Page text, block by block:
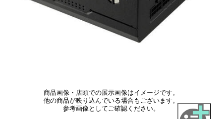
商品画像・店頭での展示画像はイメージです。
他の商品が映り込んでいる場合もございます。
参考画像としてご確認ください。